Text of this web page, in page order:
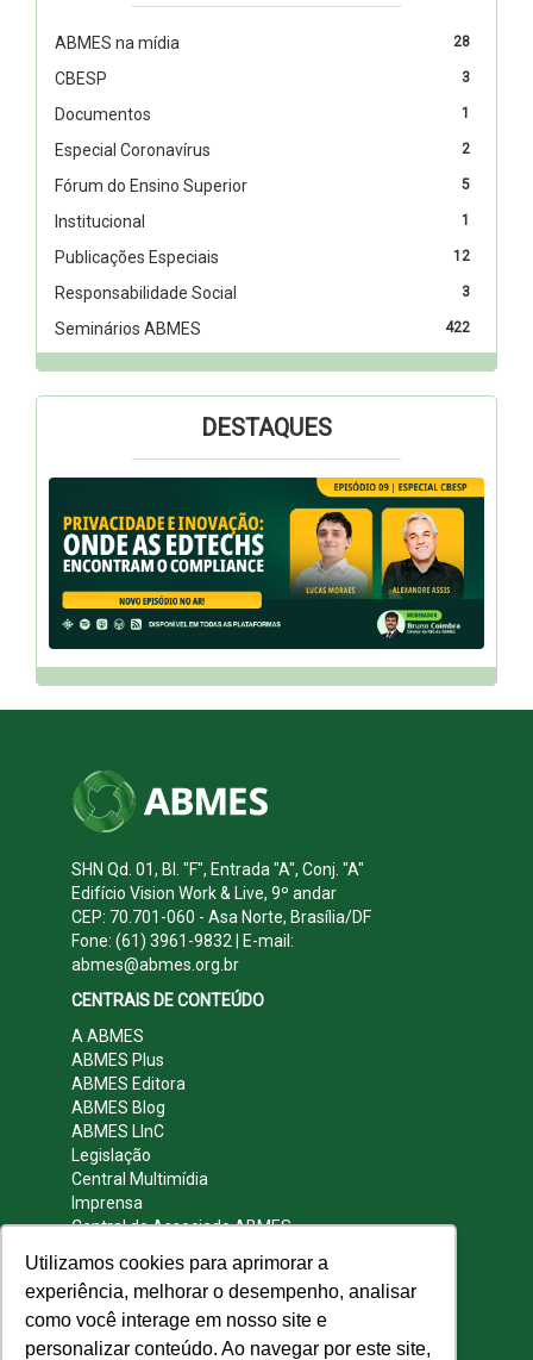
Utilizamos cookies para aprimorar a
experiência, melhorar o desempenho, analisar
como você interage em nosso site e
personalizar conteúdo. Ao navegar por este site,
28
ABMES na mídia
3
CBESP
1
Documentos
2
Especial Coronavírus
5
Fórum do Ensino Superior
1
Institucional
12
Publicações Especiais
3
Responsabilidade Social
422
Seminários ABMES
DESTAQUES
SHN Qd. 01, Bl. "F", Entrada "A", Conj. "A"
Edifício Vision Work & Live, 9º andar
CEP: 70.701-060 - Asa Norte, Brasília/DF
Fone: (61) 3961-9832 | E-mail:
abmes@abmes.org.br
CENTRAIS DE CONTEÚDO
A ABMES
ABMES Plus
ABMES Editora
ABMES Blog
ABMES LInC
Legislação
Central Multimídia
Imprensa
Central do Associado ABMES
REDES SOCIAIS